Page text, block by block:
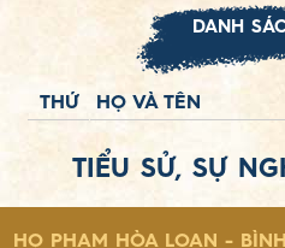
DANH
THỨ HỌ VÀ TÊN
TIỂU SỬ, SỰ
HỌ PHẠM HÒA LOAN -